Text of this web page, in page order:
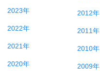
2023年
2022年
2021年
2020年
2012年
2011年
2010年
2009年